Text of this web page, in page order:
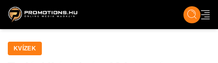
ZENE, FILM & KULT ÉLET TECH &
KVÍZEK